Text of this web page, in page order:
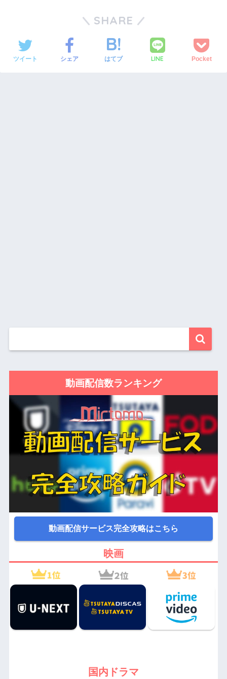
SHARE
ツイート シェア はてブ LINE Pocket
動画配信数ランキング
動画配信サービス完全攻略はこちら
映画
国内ドラマ